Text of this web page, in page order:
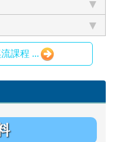
課程 ...